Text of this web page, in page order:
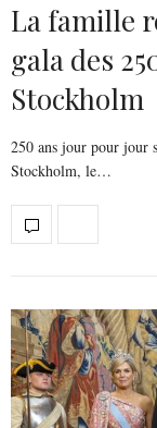
La famille
gala des
Stockholm
250 ans jour pour jour
Stockholm, le…